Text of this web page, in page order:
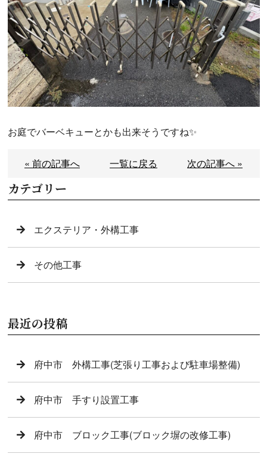
お庭でバーベキューとかも出来そうですね✨
« 前の記事へ 一覧に戻る 次の記事へ »
カテゴリー
エクステリア・外構工事
その他工事
最近の投稿
府中市 外構工事(芝張り工事および駐車場整備)
府中市 手すり設置工事
府中市 ブロック工事(ブロック塀の改修工事)